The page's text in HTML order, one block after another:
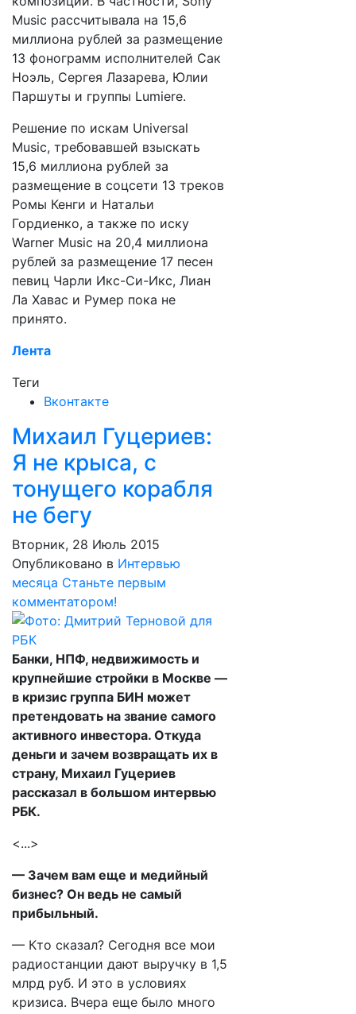
Music рассчитывала на 15,6
миллиона рублей за размещение
13 фонограмм исполнителей Сак
Ноэль, Сергея Лазарева, Юлии
Паршуты и группы Lumiere.
Решение по искам Universal
Music, требовавшей взыскать
15,6 миллиона рублей за
размещение в соцсети 13 треков
Ромы Кенги и Натальи
Гордиенко, а также по иску
Warner Мusic на 20,4 миллиона
рублей за размещение 17 песен
певиц Чарли Икс-Си-Икс, Лиан
Ла Хавас и Румер пока не
принято.
Лента
Теги
Вконтакте
Михаил Гуцериев:
Я не крыса, с
тонущего корабля
не бегу
Вторник, 28 Июль 2015
Опубликовано в Интервью
месяца Станьте первым
комментатором!
Банки, НПФ, недвижимость и
крупнейшие стройки в Москве —
в кризис группа БИН может
претендовать на звание самого
активного инвестора. Откуда
деньги и зачем возвращать их в
страну, Михаил Гуцериев
рассказал в большом интервью
РБК.
<...>
— Зачем вам еще и медийный
бизнес? Он ведь не самый
прибыльный.
— Кто сказал? Сегодня все мои
радиостанции дают выручку в 1,5
млрд руб. И это в условиях
кризиса. Вчера еще было много